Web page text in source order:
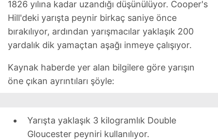
1826 yılına kadar uzandığı düşünülüyor. Cooper's
Hill'deki yarışta peynir birkaç saniye önce
bırakılıyor, ardından yarışmacılar yaklaşık 200
yardalık dik yamaçtan aşağı inmeye çalışıyor.
Kaynak haberde yer alan bilgilere göre yarışın
öne çıkan ayrıntıları şöyle:
Yarışta yaklaşık 3 kilogramlık Double
Gloucester peyniri kullanılıyor.